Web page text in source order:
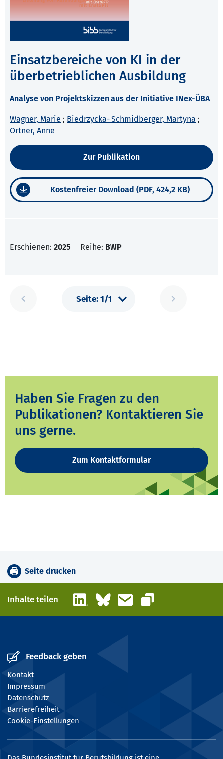
Einsatzbereiche von KI in der
überbetrieblichen Ausbildung
Analyse von Projektskizzen aus der Initiative INex-ÜBA
Wagner, Marie ; Biedrzycka- Schmidberger, Martyna ;
Ortner, Anne
Zur Publikation
Kostenfreier Download (PDF, 424,2 KB)
Erschienen: 2025 Reihe: BWP
Haben Sie Fragen zu den
Publikationen? Kontaktieren Sie
uns gerne.
Zum Kontaktformular
Seite drucken
Inhalte teilen LinkedInBlueskyE-Mail
Link kopieren
Feedback geben
Kontakt
Impressum
Datenschutz
Barrierefreiheit
Cookie-Einstellungen